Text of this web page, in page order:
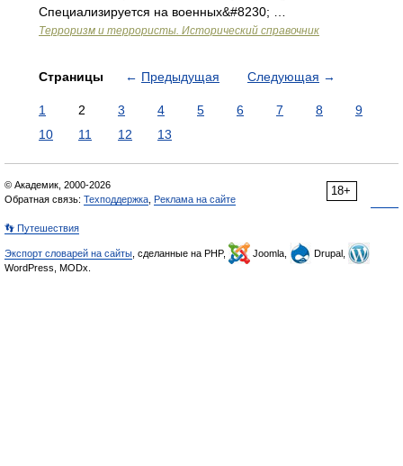
Специализируется на военных&#8230; …
Терроризм и террористы. Исторический справочник
Страницы ← Предыдущая Следующая →
1 2 3 4 5 6 7 8
9
10
11 12 13
18+
© Академик, 2000-2026
Обратная связь: Техподдержка Реклама на сайте
👣 Путешествия
Экспорт словарей на сайты , сделанные на PHP, Joomla,
Drupal,
WordPress, MODx.